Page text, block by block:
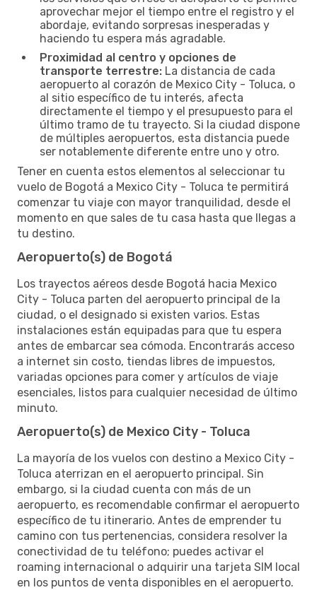
aprovechar mejor el tiempo entre el registro y el
abordaje, evitando sorpresas inesperadas y
haciendo tu espera más agradable.
Proximidad al centro y opciones de
transporte terrestre: La distancia de cada
aeropuerto al corazón de Mexico City - Toluca, o
al sitio específico de tu interés, afecta
directamente el tiempo y el presupuesto para el
último tramo de tu trayecto. Si la ciudad dispone
de múltiples aeropuertos, esta distancia puede
ser notablemente diferente entre uno y otro.
Tener en cuenta estos elementos al seleccionar tu
vuelo de Bogotá a Mexico City - Toluca te permitirá
comenzar tu viaje con mayor tranquilidad, desde el
momento en que sales de tu casa hasta que llegas a
tu destino.
Aeropuerto(s) de Bogotá
Los trayectos aéreos desde Bogotá hacia Mexico
City - Toluca parten del aeropuerto principal de la
ciudad, o el designado si existen varios. Estas
instalaciones están equipadas para que tu espera
antes de embarcar sea cómoda. Encontrarás acceso
a internet sin costo, tiendas libres de impuestos,
variadas opciones para comer y artículos de viaje
esenciales, listos para cualquier necesidad de último
minuto.
Aeropuerto(s) de Mexico City - Toluca
La mayoría de los vuelos con destino a Mexico City -
Toluca aterrizan en el aeropuerto principal. Sin
embargo, si la ciudad cuenta con más de un
aeropuerto, es recomendable confirmar el aeropuerto
específico de tu itinerario. Antes de emprender tu
camino con tus pertenencias, considera resolver la
conectividad de tu teléfono; puedes activar el
roaming internacional o adquirir una tarjeta SIM local
en los puntos de venta disponibles en el aeropuerto.